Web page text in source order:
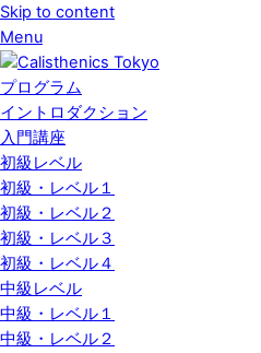
Skip to content
Menu
プログラム
イントロダクション
入門講座
初級レベル
初級・レベル１
初級・レベル２
初級・レベル３
初級・レベル４
中級レベル
中級・レベル１
中級・レベル２